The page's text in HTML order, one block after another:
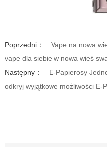
Poprzedni：
Vape na nowa
vape dla siebie w nowa wieś
Następny：
E-Papierosy
odkryj wyjątkowe możliwości E-